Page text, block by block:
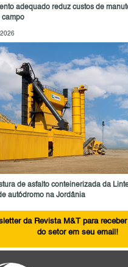
adequado reduz custos de
campo
de asfalto conteinerizada da
autódromo na Jordânia
da Revista M&T para
do setor em seu email!